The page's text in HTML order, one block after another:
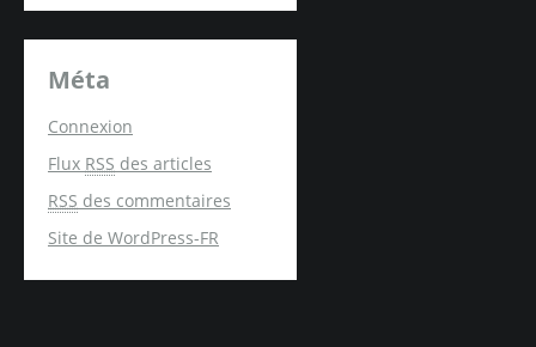
Méta
Connexion
Flux RSS des articles
RSS des commentaires
Site de WordPress-FR